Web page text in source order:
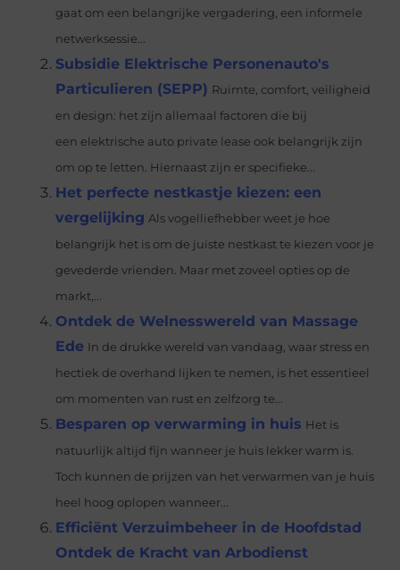
gaat om een belangrijke vergadering, een informele
netwerksessie...
Subsidie Elektrische Personenauto's
Particulieren (SEPP) Ruimte, comfort, veiligheid
en design: het zijn allemaal factoren die bij
een elektrische auto private lease ook belangrijk zijn
om op te letten. Hiernaast zijn er specifieke...
Het perfecte nestkastje kiezen: een
vergelijking Als vogelliefhebber weet je hoe
belangrijk het is om de juiste nestkast te kiezen voor je
gevederde vrienden. Maar met zoveel opties op de
markt,...
Ontdek de Welnesswereld van Massage
Ede In de drukke wereld van vandaag, waar stress en
hectiek de overhand lijken te nemen, is het essentieel
om momenten van rust en zelfzorg te...
Besparen op verwarming in huis Het is
natuurlijk altijd fijn wanneer je huis lekker warm is.
Toch kunnen de prijzen van het verwarmen van je huis
heel hoog oplopen wanneer...
Efficiënt Verzuimbeheer in de Hoofdstad
Ontdek de Kracht van Arbodienst